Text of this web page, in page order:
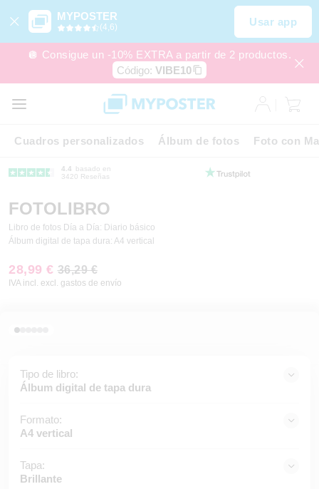
MYPOSTER
(4,6) Usar app
🪩 Consigue un -10% EXTRA a partir de 2 productos.
Código: VIBE10
Cuadros personalizados Álbum de fotos Foto con
4.4
basado en
3420 Reseñas
FOTOLIBRO
Libro de fotos Día a Día: Diario básico
Álbum digital de tapa dura: A4 vertical
28,99 € 36,29 €
IVA incl. excl. gastos de envío
Tipo de libro:
Álbum digital de tapa dura
Formato:
A4 vertical
Tapa:
Brillante